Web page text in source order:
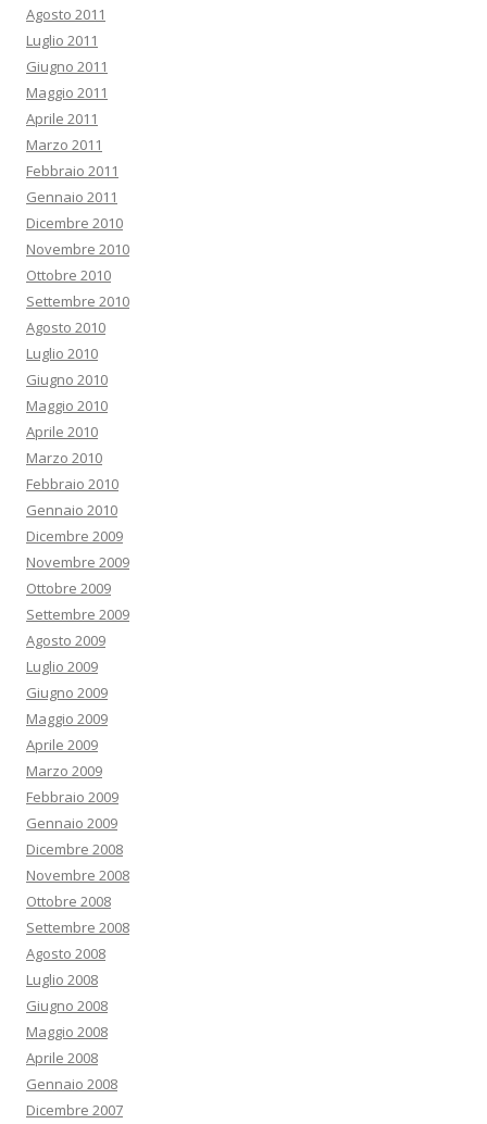
Agosto 2011
Luglio 2011
Giugno 2011
Maggio 2011
Aprile 2011
Marzo 2011
Febbraio 2011
Gennaio 2011
Dicembre 2010
Novembre 2010
Ottobre 2010
Settembre 2010
Agosto 2010
Luglio 2010
Giugno 2010
Maggio 2010
Aprile 2010
Marzo 2010
Febbraio 2010
Gennaio 2010
Dicembre 2009
Novembre 2009
Ottobre 2009
Settembre 2009
Agosto 2009
Luglio 2009
Giugno 2009
Maggio 2009
Aprile 2009
Marzo 2009
Febbraio 2009
Gennaio 2009
Dicembre 2008
Novembre 2008
Ottobre 2008
Settembre 2008
Agosto 2008
Luglio 2008
Giugno 2008
Maggio 2008
Aprile 2008
Gennaio 2008
Dicembre 2007